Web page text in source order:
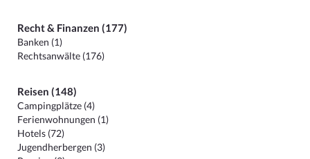
Recht & Finanzen (177)
Banken (1)
Rechtsanwälte (176)
Reisen (148)
Campingplätze (4)
Ferienwohnungen (1)
Hotels (72)
Jugendherbergen (3)